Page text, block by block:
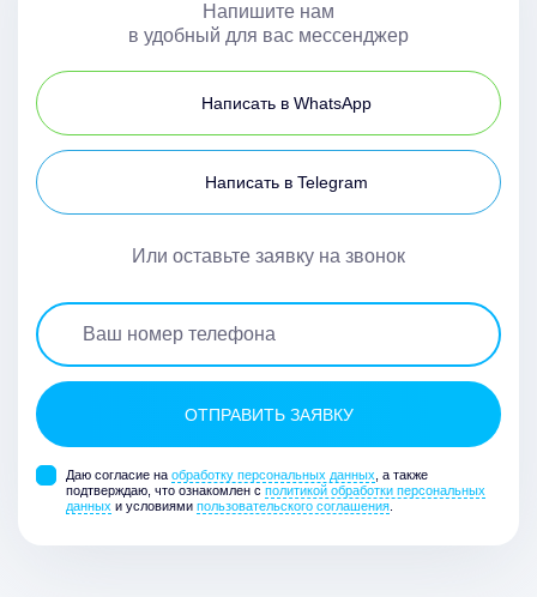
Напишите нам
в удобный для вас мессенджер
Написать в WhatsApp
Написать в Telegram
Или оставьте заявку на звонок
Даю согласие на обработку персональных данных , а также
подтверждаю, что ознакомлен с политикой обработки персональных
данных и условиями пользовательского соглашения